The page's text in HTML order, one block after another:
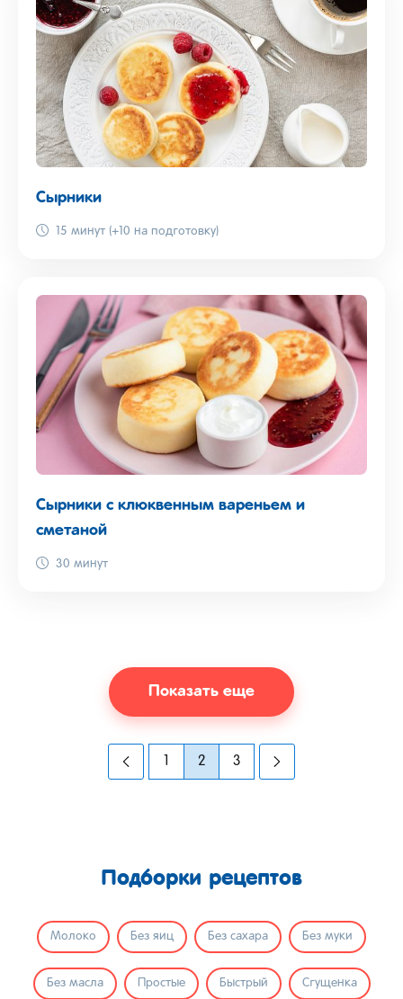
Сырники
15 минут (+10 на подготовку)
Сырники с клюквенным вареньем и
сметаной
30 минут
Показать еще
1 2 3
Подборки рецептов
Молоко Без яиц Без сахара Без муки
Без масла Простые Быстрый Сгущенка